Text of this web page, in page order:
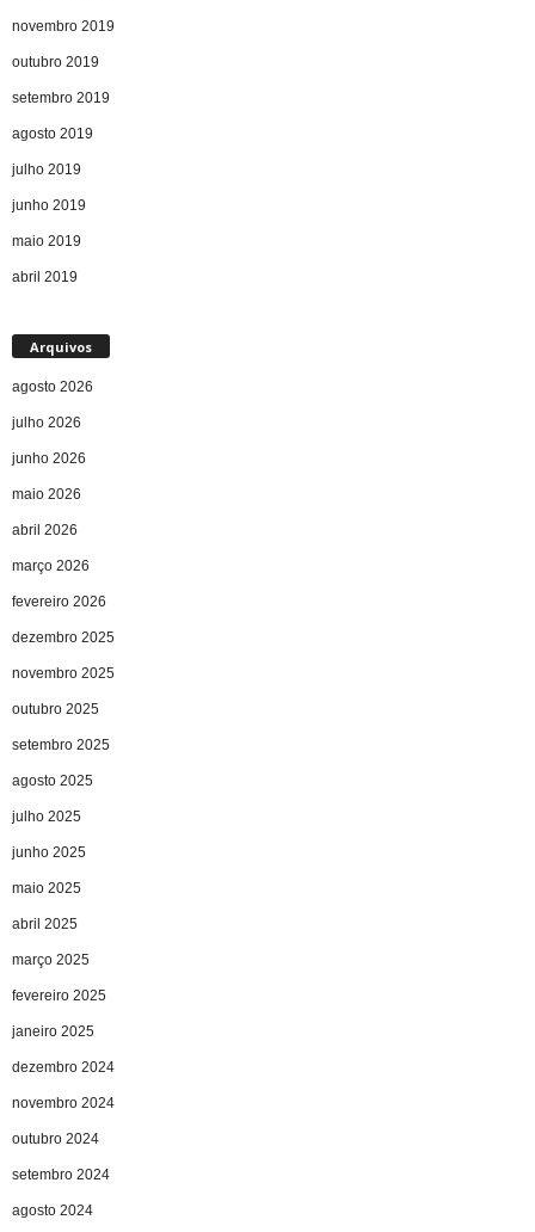
novembro 2019
outubro 2019
setembro 2019
agosto 2019
julho 2019
junho 2019
maio 2019
abril 2019
Arquivos
agosto 2026
julho 2026
junho 2026
maio 2026
abril 2026
março 2026
fevereiro 2026
dezembro 2025
novembro 2025
outubro 2025
setembro 2025
agosto 2025
julho 2025
junho 2025
maio 2025
abril 2025
março 2025
fevereiro 2025
janeiro 2025
dezembro 2024
novembro 2024
outubro 2024
setembro 2024
agosto 2024